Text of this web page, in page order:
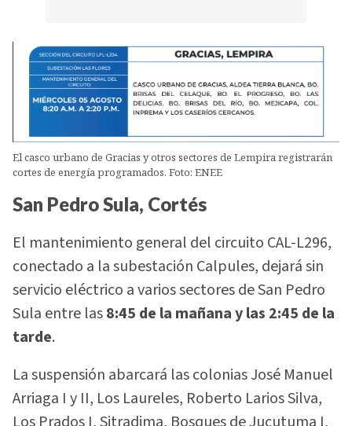
El casco urbano de Gracias y otros sectores de Lempira registrarán
cortes de energía programados. Foto: ENEE
San Pedro Sula, Cortés
El mantenimiento general del circuito CAL-L296,
conectado a la subestación Calpules, dejará sin
servicio eléctrico a varios sectores de San Pedro
Sula entre las8:45 de la mañana y las 2:45 de la
tarde.
La suspensión abarcará las colonias José Manuel
Arriaga I y II, Los Laureles, Roberto Larios Silva,